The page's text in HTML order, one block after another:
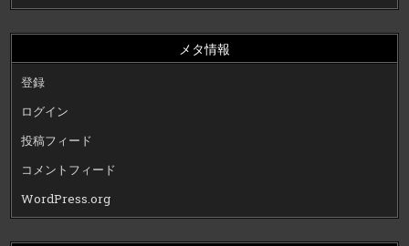
メタ情報
登録
ログイン
投稿フィード
コメントフィード
WordPress.org